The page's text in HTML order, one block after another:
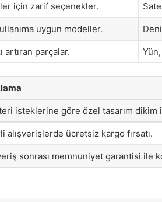
için zarif seçenekler.
uygun modeller.
artıran parçalar.
isteklerine göre özel tasarım dikim
alışverişlerde ücretsiz kargo fırsatı.
sonrası memnuniyet garantisi ile